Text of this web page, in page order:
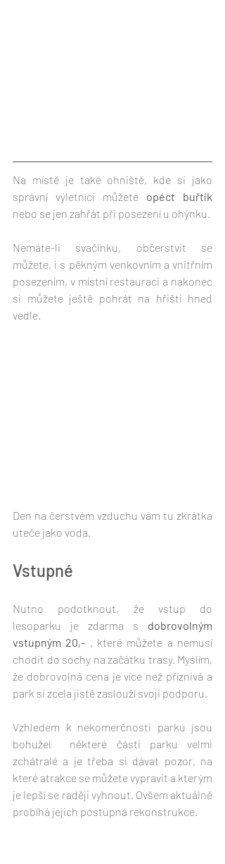
Na místě je také ohniště, kde si jako
správní výletníci můžete opéct buřtík
nebo se jen zahřát při posezení u ohýnku.
Nemáte-li svačinku, občerstvit se
můžete, i s pěkným venkovním a vnitřním
posezením, v místní restauraci a nakonec
si můžete ještě pohrát na hřišti hned
vedle.
Den na čerstvém vzduchu vám tu zkrátka
uteče jako voda.
Vstupné
Nutno podotknout, že vstup do
lesoparku je zdarma s dobrovolným
vstupným 20,- , které můžete a nemusí
chodit do sochy na začátku trasy. Myslím,
že dobrovolná cena je více než příznivá a
park si zcela jistě zaslouží svoji podporu.
Vzhledem k nekomerčnosti parku jsou
bohužel  některé části parku velmi
zchátralé a je třeba si dávat pozor, na
které atrakce se můžete vypravit a kterým
je lepší se raději vyhnout. Ovšem aktuálně
probíhá jejich postupná rekonstrukce.